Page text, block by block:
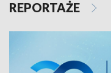
REPORTAŻE